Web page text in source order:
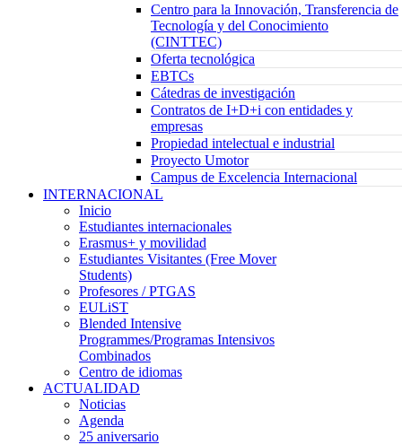
Centro para la Innovación, Transferencia de
Tecnología y del Conocimiento
(CINTTEC)
Oferta tecnológica
EBTCs
Cátedras de investigación
Contratos de I+D+i con entidades y
empresas
Propiedad intelectual e industrial
Proyecto Umotor
Campus de Excelencia Internacional
INTERNACIONAL
Inicio
Estudiantes internacionales
Erasmus+ y movilidad
Estudiantes Visitantes (Free Mover
Students)
Profesores / PTGAS
EULiST
Blended Intensive
Programmes/Programas Intensivos
Combinados
Centro de idiomas
ACTUALIDAD
Noticias
Agenda
25 aniversario